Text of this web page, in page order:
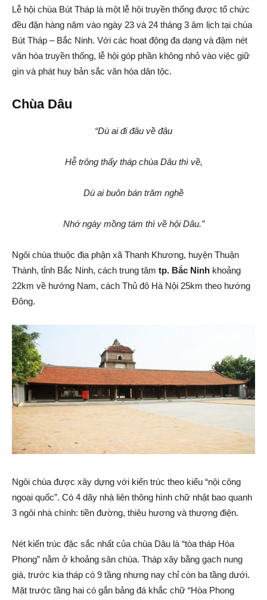
Lễ hội chùa Bút Tháp là một lễ hội truyền thống được tổ chức
đều đặn hàng năm vào ngày 23 và 24 tháng 3 âm lịch tại chùa
Bút Tháp – Bắc Ninh. Với các hoạt động đa dạng và đậm nét
văn hóa truyền thống, lễ hội góp phần không nhỏ vào việc giữ
gìn và phát huy bản sắc văn hóa dân tộc.
Chùa Dâu
“Dù ai đi đâu về đâu
Hễ trông thấy tháp chùa Dâu thì về,
Dù ai buôn bán trăm nghề
Nhớ ngày mồng tám thì về hội Dâu.”
Ngôi chùa thuộc địa phận xã Thanh Khương, huyện Thuận
Thành, tỉnh Bắc Ninh, cách trung tâm tp. Bắc Ninh khoảng
22km về hướng Nam, cách Thủ đô Hà Nội 25km theo hướng
Đông.
Ngôi chùa được xây dựng với kiến trúc theo kiểu “nội công
ngoại quốc”. Có 4 dãy nhà liên thông hình chữ nhật bao quanh
3 ngôi nhà chính: tiền đường, thiêu hương và thượng điện.
Nét kiến trúc đặc sắc nhất của chùa Dâu là “tòa tháp Hòa
Phong” nằm ở khoảng sân chùa. Tháp xây bằng gạch nung
già, trước kia tháp có 9 tầng nhưng nay chỉ còn ba tầng dưới.
Mặt trước tầng hai có gắn bảng đá khắc chữ “Hòa Phong